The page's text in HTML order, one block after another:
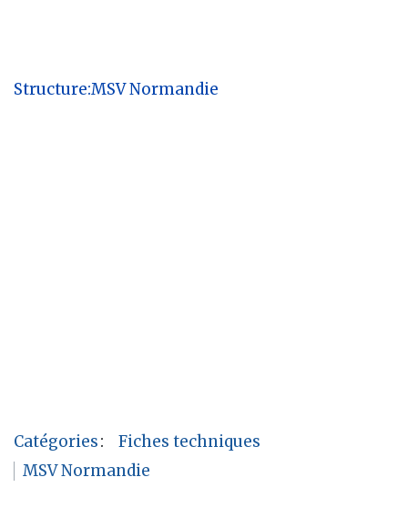
Structure:MSV Normandie
Catégories:
Fiches techniques
MSV Normandie